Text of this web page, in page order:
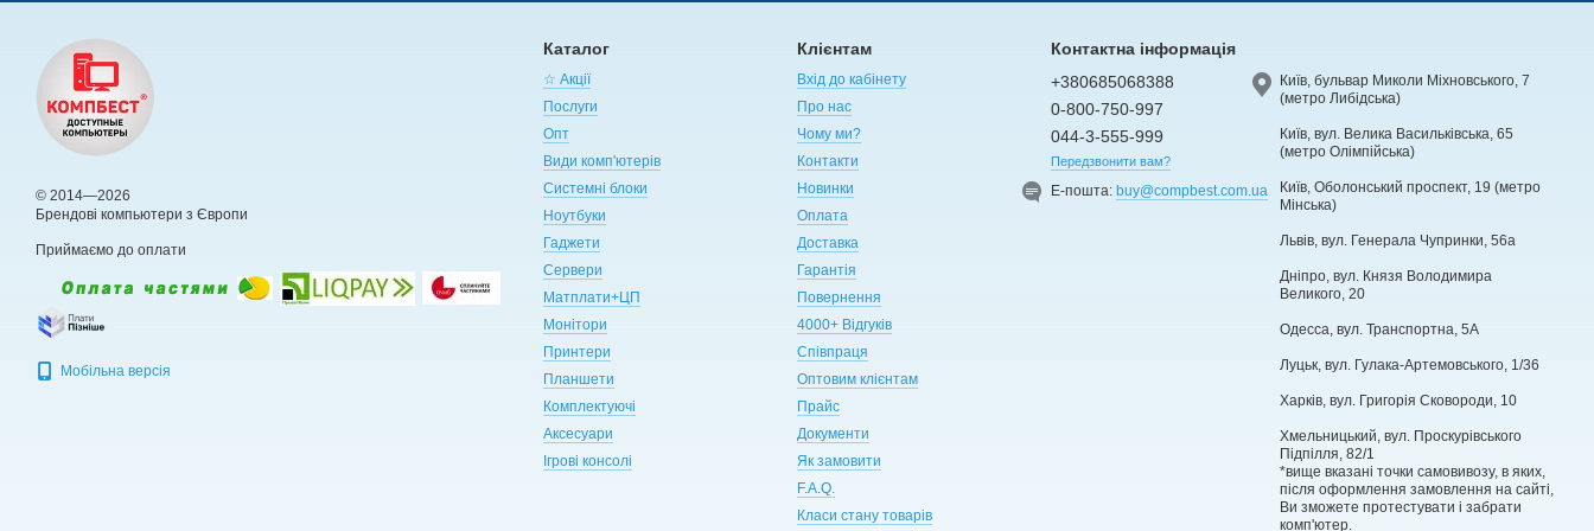
© 2014—2026
Брендові компьютери з Європи
Приймаємо до оплати
Мобільна версія
Каталог
☆ Акції
Послуги
Опт
Види комп'ютерів
Системні блоки
Ноутбуки
Гаджети
Сервери
Матплати+ЦП
Монітори
Принтери
Планшети
Комплектуючі
Аксесуари
Ігрові консолі
Клієнтам
Вхід до кабінету
Про нас
Чому ми?
Контакти
Новинки
Оплата
Доставка
Гарантія
Повернення
4000+ Відгуків
Співпраця
Оптовим клієнтам
Прайс
Документи
Як замовити
F.A.Q.
Класи стану товарів
Контактна інформація
+380685068388
0-800-750-997
044-3-555-999
Передзвонити вам?
Е-пошта:buy@compbest.com.ua
Київ, бульвар Миколи Міхновського, 7
(метро Либідська)
Київ, вул. Велика Васильківська, 65
(метро Олімпійська)
Київ, Оболонський проспект, 19 (метро
Мінська)
Львів, вул. Генерала Чупринки, 56а
Дніпро, вул. Князя Володимира
Великого, 20
Одесса, вул. Транспортна, 5А
Луцьк, вул. Гулака-Артемовського, 1/36
Харків, вул. Григорія Сковороди, 10
Хмельницький, вул. Проскурівського
Підпілля, 82/1
*вище вказані точки самовивозу, в яких,
після оформлення замовлення на сайті,
Ви зможете протестувати і забрати
комп'ютер.